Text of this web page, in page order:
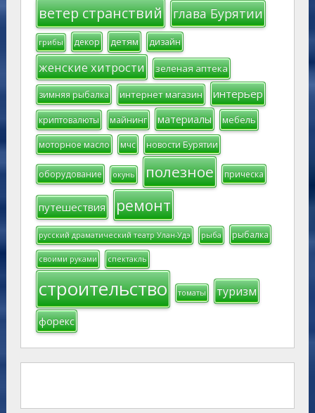
ветер странствий глава Бурятии
грибы декор детям дизайн
женские хитрости зеленая аптека
зимняя рыбалка интернет магазин интерьер
криптовалюты майнинг материалы мебель
моторное масло мчс новости Бурятии
оборудование окунь полезное прическа
путешествия ремонт
русский драматический театр Улан-Удэ рыба рыбалка
своими руками спектакль
строительство томаты туризм
форекс